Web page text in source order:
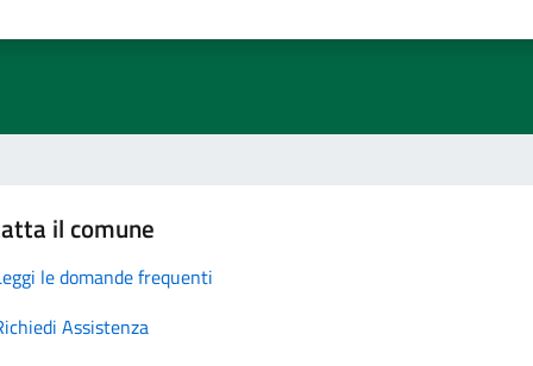
il comune
le domande frequenti
Assistenza